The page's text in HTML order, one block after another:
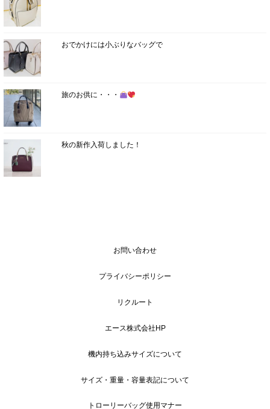
おでかけには小ぶりなバッグで
旅のお供に・・・
秋の新作入荷しました！
お問い合わせ
プライバシーポリシー
リクルート
エース株式会社HP
機内持ち込みサイズについて
サイズ・重量・容量表記について
トローリーバッグ使用マナー